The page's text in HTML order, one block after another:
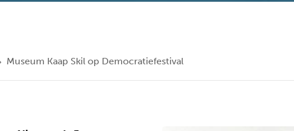
Museum Kaap Skil op Democratiefestival